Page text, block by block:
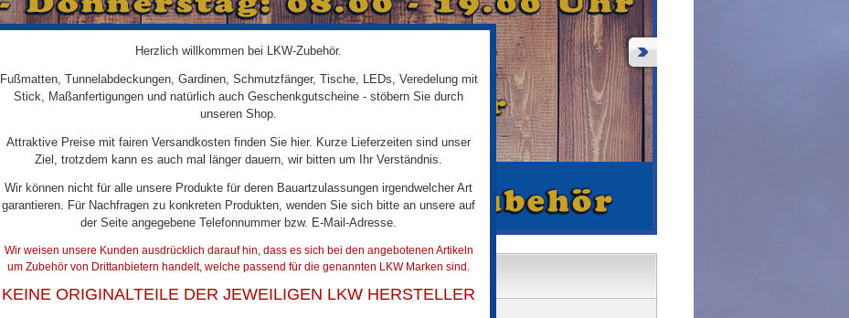
ARTIKELDETAILS
Herzlich willkommen bei LKW-Zubehör.
Fußmatten, Tunnelabdeckungen, Gardinen, Schmutzfänger, Tische, LEDs, Veredelung mit
Stick, Maßanfertigungen und natürlich auch Geschenkgutscheine - stöbern Sie durch
unseren Shop.
Attraktive Preise mit fairen Versandkosten finden Sie hier. Kurze Lieferzeiten sind unser
Ziel, trotzdem kann es auch mal länger dauern, wir bitten um Ihr Verständnis.
Wir können nicht für alle unsere Produkte für deren Bauartzulassungen irgendwelcher Art
garantieren. Für Nachfragen zu konkreten Produkten, wenden Sie sich bitte an unsere auf
der Seite angegebene Telefonnummer bzw. E-Mail-Adresse.
Wir weisen unsere Kunden ausdrücklich darauf hin, dass es sich bei den angebotenen Artikeln
um Zubehör von Drittanbietern handelt, welche passend für die genannten LKW Marken sind.
KEINE ORIGINALTEILE DER JEWEILIGEN LKW HERSTELLER